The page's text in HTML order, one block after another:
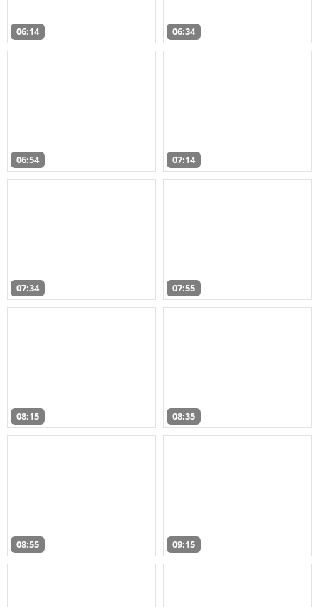
06:14 06:34
06:54 07:14
07:34 07:55
08:15 08:35
08:55 09:15